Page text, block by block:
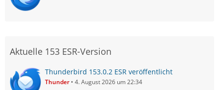
Aktuelle 153 ESR-Version
Thunderbird 153.0.2 ESR veröffentlicht
Thunder 4. August 2026 um 22:34